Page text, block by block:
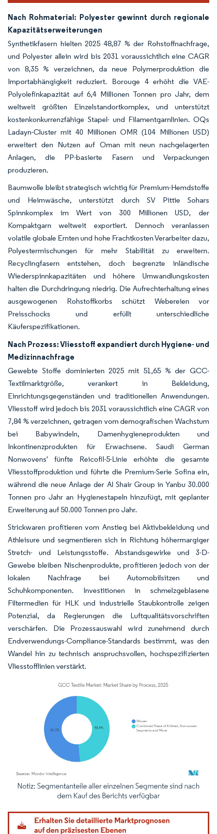
Nach Rohmaterial: Polyester gewinnt durch regionale
Kapazitätserweiterungen
Synthetikfasern hielten 2025 48,87 % der Rohstoffnachfrage,
und Polyester allein wird bis 2031 voraussichtlich eine CAGR
von 8,35 % verzeichnen, da neue Polymerproduktion die
Importabhängigkeit reduziert. Borouge 4 erhöht die VAE-
Polyolefinkapazität auf 6,4 Millionen Tonnen pro Jahr, dem
weltweit größten Einzelstandortkomplex, und unterstützt
kostenkonkurrenzfähige Stapel- und Filamentgarnlinien. OQs
Ladayn-Cluster mit 40 Millionen OMR (104 Millionen USD)
erweitert den Nutzen auf Oman mit neun nachgelagerten
Anlagen, die PP-basierte Fasern und Verpackungen
produzieren.
Baumwolle bleibt strategisch wichtig für Premium-Hemdstoffe
und Heimwäsche, unterstützt durch SV Pittie Sohars
Spinnkomplex im Wert von 300 Millionen USD, der
Kompaktgarn weltweit exportiert. Dennoch veranlassen
volatile globale Ernten und hohe Frachtkosten Verarbeiter dazu,
Polyestermischungen für mehr Stabilität zu erweitern.
Recyclingfasern entstehen, doch begrenzte inländische
Wiederspinnkapazitäten und höhere Umwandlungskosten
halten die Durchdringung niedrig. Die Aufrechterhaltung eines
ausgewogenen Rohstoffkorbs schützt Webereien vor
Preisschocks und erfüllt unterschiedliche
Käuferspezifikationen.
Nach Prozess: Vliesstoff expandiert durch Hygiene- und
Medizinnachfrage
Gewebte Stoffe dominierten 2025 mit 51,65 % der GCC-
Textilmarktgröße, verankert in Bekleidung,
Einrichtungsgegenständen und traditionellen Anwendungen.
Vliesstoff wird jedoch bis 2031 voraussichtlich eine CAGR von
7,84 % verzeichnen, getragen vom demografischen Wachstum
bei Babywindeln, Damenhygieneprodukten und
Inkontinenzprodukten für Erwachsene. Saudi German
Nonwovens' fünfte Reicofil-5-Linie erhöhte die gesamte
Vliesstoffproduktion und führte die Premium-Serie Sofina ein,
während die neue Anlage der Al Shair Group in Yanbu 30.000
Tonnen pro Jahr an Hygienestapeln hinzufügt, mit geplanter
Erweiterung auf 50.000 Tonnen pro Jahr.
Strickwaren profitieren vom Anstieg bei Aktivbekleidung und
Athleisure und segmentieren sich in Richtung höhermargiger
Stretch- und Leistungsstoffe. Abstandsgewirke und 3-D-
Gewebe bleiben Nischenprodukte, profitieren jedoch von der
lokalen Nachfrage bei Automobilsitzen und
Schuhkomponenten. Investitionen in schmelzgeblasene
Filtermedien für HLK und industrielle Staubkontrolle zeigen
Potenzial, da Regierungen die Luftqualitätsvorschriften
verschärfen. Die Prozessauswahl wird zunehmend durch
Endverwendungs-Compliance-Standards bestimmt, was den
Wandel hin zu technisch anspruchsvollen, hochspezifizierten
Vliesstofflinien verstärkt.
Bild © Mordor Intelligence. Wiederverwendung erfordert Namensnennung